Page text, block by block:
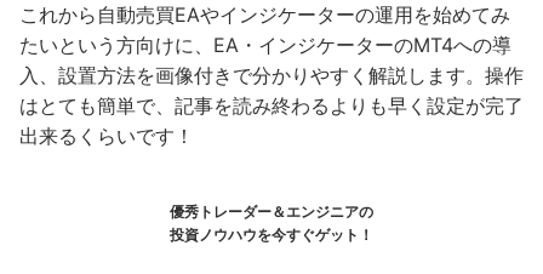
これから自動売買EAやインジケーターの運用を始めてみ
たいという方向けに、EA・インジケーターのMT4への導
入、設置方法を画像付きで分かりやすく解説します。操作
はとても簡単で、記事を読み終わるよりも早く設定が完了
出来るくらいです！
優秀トレーダー＆エンジニアの
投資ノウハウを今すぐゲット！